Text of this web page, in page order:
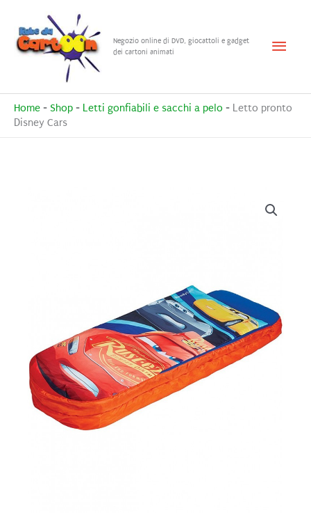
contenuto
Negozio online di DVD, giocattoli e gadget
dei cartoni animati
Menu
Home - Shop - Letti gonfiabili e sacchi a pelo - Letto pronto
Disney Cars